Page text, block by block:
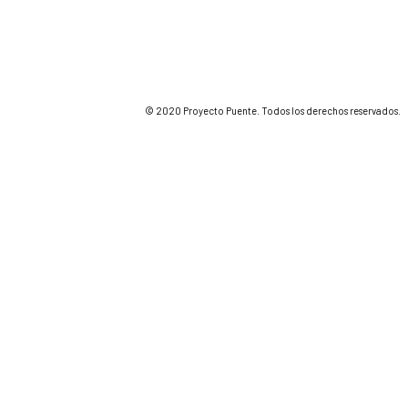
© 2020 Proyecto Puente. Todos los derechos reservados.